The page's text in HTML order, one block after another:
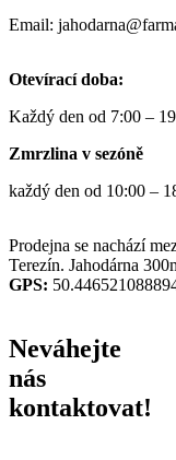
Email:
Otevírací doba:
Každý den od 7:00 –
Zmrzlina v sezóně
každý den od 10:00 –
Prodejna se nachází
Terezín. Jahodárna
GPS:
Neváhejte
nás
kontaktovat!